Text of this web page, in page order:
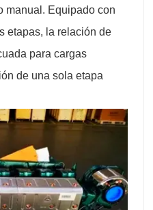
manual. Equipado con
etapas, la relación de
para cargas
de una sola etapa